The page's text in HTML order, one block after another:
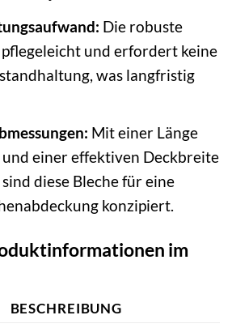
Die robuste
und erfordert keine
was langfristig
Mit einer Länge
einer effektiven Deckbreite
diese Bleche für eine
konzipiert.
im
BESCHREIBUNG